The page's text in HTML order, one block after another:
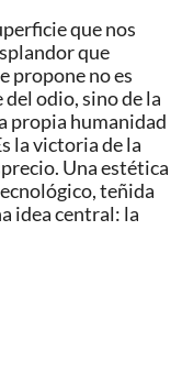
que nos
que
propone no es
odio, sino de la
propia humanidad
la victoria de la
Una estética
teñida
idea central: la